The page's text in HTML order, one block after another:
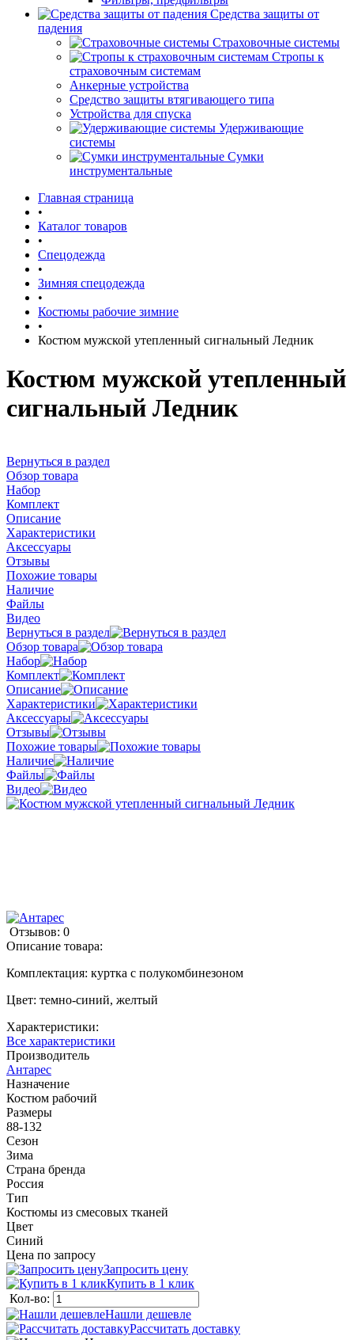
Средства защиты от
падения
Страховочные системы
Стропы к
страховочным системам
Анкерные устройства
Средство защиты втягивающего типа
Устройства для спуска
Удерживающие
системы
Сумки
инструментальные
Главная страница
•
Каталог товаров
•
Спецодежда
•
Зимняя спецодежда
•
Костюмы рабочие зимние
•
Костюм мужской утепленный сигнальный Ледник
Костюм мужской утепленный
сигнальный Ледник
Вернуться в раздел
Обзор товара
Набор
Комплект
Описание
Характеристики
Аксессуары
Отзывы
Похожие товары
Наличие
Файлы
Видео
Вернуться в раздел
Обзор товара
Набор
Комплект
Описание
Характеристики
Аксессуары
Отзывы
Похожие товары
Наличие
Файлы
Видео
Отзывов: 0
Описание товара:
Комплектация: куртка с полукомбинезоном
Цвет: темно-синий, желтый
Характеристики:
Все характеристики
Производитель
Антарес
Назначение
Костюм рабочий
Размеры
88-132
Сезон
Зима
Страна бренда
Россия
Тип
Костюмы из смесовых тканей
Цвет
Синий
Цена по запросу
Запросить цену
Купить в 1 клик
Кол-во:
Нашли дешевле
Рассчитать доставку